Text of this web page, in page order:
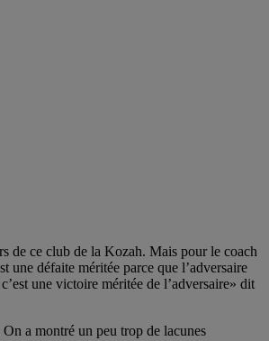
de ce club de la Kozah. Mais pour le coach
une défaite méritée parce que l’adversaire
une victoire méritée de l’adversaire» dit
a montré un peu trop de lacunes